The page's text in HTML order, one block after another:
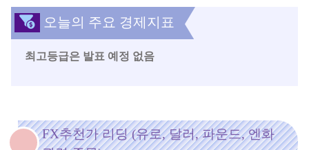
오늘의 주요 경제지표
최고등급은 발표 예정 없음
FX추천가 리딩 (유로, 달러, 파운드, 엔화